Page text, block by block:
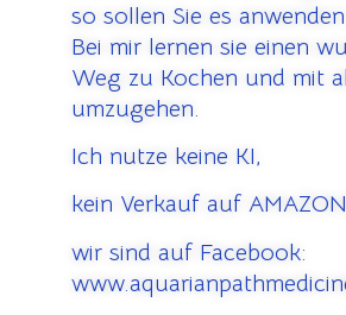
so sollen Sie es
Bei mir lernen sie einen
Weg zu Kochen und mit
umzugehen.
Ich nutze keine KI,
kein Verkauf auf
wir sind auf Facebook: